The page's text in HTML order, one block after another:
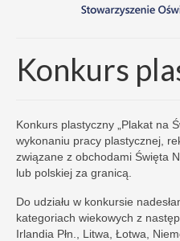
Konkurs
Konkurs plastyczny „Plakat na
wykonaniu pracy plastycznej,
związane z obchodami Święta
lub polskiej za granicą.
Do udziału w konkursie
kategoriach wiekowych z
Irlandia Płn., Litwa, Łotwa,